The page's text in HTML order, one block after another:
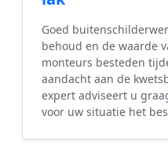
Goed
behoud en de waarde
monteurs besteden
aandacht aan de
expert adviseert u
voor uw situatie het